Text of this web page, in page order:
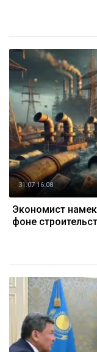
31.07 16:08
Экономист
фоне